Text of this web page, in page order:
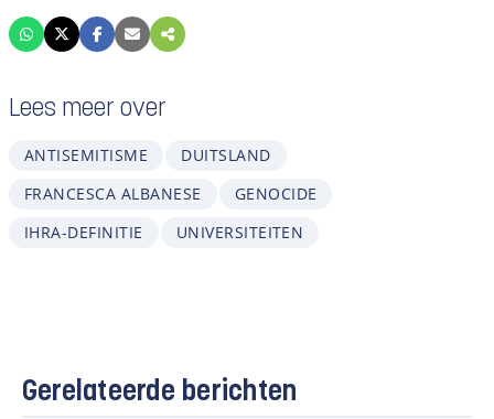
Lees meer over
ANTISEMITISME
DUITSLAND
FRANCESCA ALBANESE
GENOCIDE
IHRA-DEFINITIE
UNIVERSITEITEN
Gerelateerde berichten